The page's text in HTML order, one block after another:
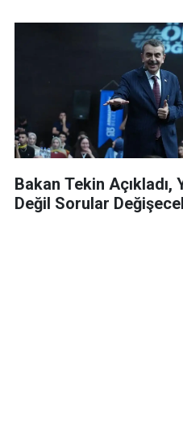
Bakan Tekin Açıkladı,
Değil Sorular